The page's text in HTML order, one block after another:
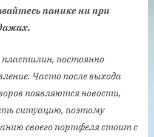
панике ни при
постоянно
Часто после выхода
появляются новости,
ситуацию, поэтому
своего портфеля стоит с